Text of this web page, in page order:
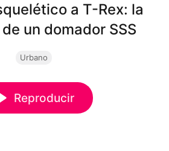
a T-Rex: la
un domador SSS
Urbano
Reproducir